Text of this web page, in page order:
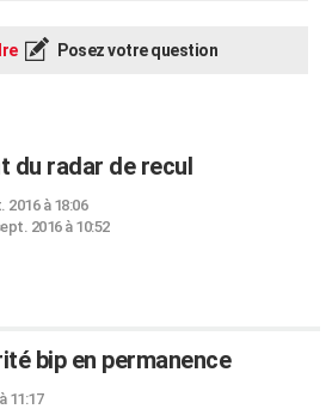
Posez votre question
du radar de recul
2016 à 18:06
2016 à 10:52
bip en permanence
11:17